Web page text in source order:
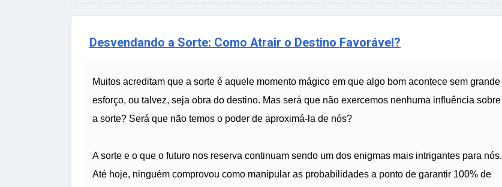
Desvendando a Sorte: Como Atrair o Destino Favorável?
Muitos acreditam que a sorte é aquele momento mágico em que algo bom acontece sem grande
esforço, ou talvez, seja obra do destino. Mas será que não exercemos nenhuma influência sobre
a sorte? Será que não temos o poder de aproximá-la de nós?
A sorte e o que o futuro nos reserva continuam sendo um dos enigmas mais intrigantes para nós.
Até hoje, ninguém comprovou como manipular as probabilidades a ponto de garantir 100% de